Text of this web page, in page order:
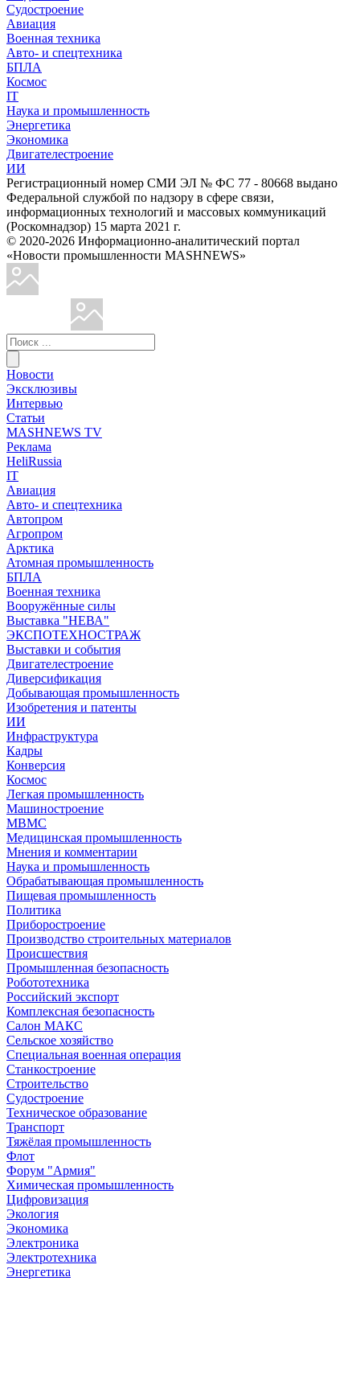
Судостроение
Авиация
Военная техника
Авто- и спецтехника
БПЛА
Космос
IT
Наука и промышленность
Энергетика
Экономика
Двигателестроение
ИИ
Регистрационный номер СМИ ЭЛ № ФС 77 - 80668 выдано
Федеральной службой по надзору в сфере связи,
информационных технологий и массовых коммуникаций
(Роскомнадзор) 15 марта 2021 г.
© 2020-2026 Информационно-аналитический портал
«Новости промышленности MASHNEWS»
Новости
Эксклюзивы
Интервью
Статьи
MASHNEWS TV
Реклама
HeliRussia
IT
Авиация
Авто- и спецтехника
Автопром
Агропром
Арктика
Атомная промышленность
БПЛА
Военная техника
Вооружённые силы
Выставка "НЕВА"
ЭКСПОТЕХНОСТРАЖ
Выставки и события
Двигателестроение
Диверсификация
Добывающая промышленность
Изобретения и патенты
ИИ
Инфраструктура
Кадры
Конверсия
Космос
Легкая промышленность
Машиностроение
МВМС
Медицинская промышленность
Мнения и комментарии
Наука и промышленность
Обрабатывающая промышленность
Пищевая промышленность
Политика
Приборостроение
Производство строительных материалов
Происшествия
Промышленная безопасность
Робототехника
Российский экспорт
Комплексная безопасность
Салон МАКС
Сельское хозяйство
Специальная военная операция
Станкостроение
Строительство
Судостроение
Техническое образование
Транспорт
Тяжёлая промышленность
Флот
Форум "Армия"
Химическая промышленность
Цифровизация
Экология
Экономика
Электроника
Электротехника
Энергетика